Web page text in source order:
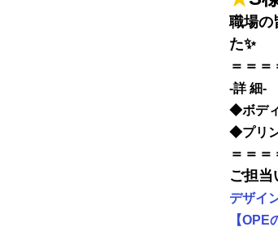
職場の
た✨
＝＝
-詳 細-
◆ボデ
◆プリ
＝＝
ご担当
デザイ
【